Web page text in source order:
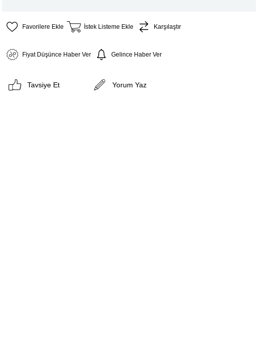
Favorilere Ekle İstek Listeme Ekle Karşılaştır
Fiyat Düşünce Haber Ver Gelince Haber Ver
Tavsiye Et Yorum Yaz